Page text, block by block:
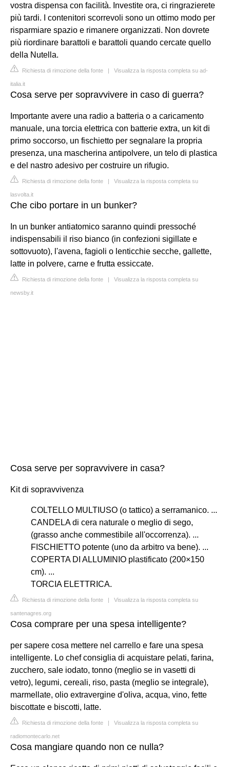
vostra dispensa con facilità. Investite ora, ci ringrazierete
più tardi. I contenitori scorrevoli sono un ottimo modo per
risparmiare spazio e rimanere organizzati. Non dovrete
più riordinare barattoli e barattoli quando cercate quello
della Nutella.
Richiesta di rimozione della fonte | Visualizza la risposta completa su ad-
italia.it
Cosa serve per sopravvivere in caso di guerra?
Importante avere una radio a batteria o a caricamento
manuale, una torcia elettrica con batterie extra, un kit di
primo soccorso, un fischietto per segnalare la propria
presenza, una mascherina antipolvere, un telo di plastica
e del nastro adesivo per costruire un rifugio.
Richiesta di rimozione della fonte | Visualizza la risposta completa su
lasvolta.it
Che cibo portare in un bunker?
In un bunker antiatomico saranno quindi pressoché
indispensabili il riso bianco (in confezioni sigillate e
sottovuoto), l'avena, fagioli o lenticchie secche, gallette,
latte in polvere, carne e frutta essiccate.
Richiesta di rimozione della fonte | Visualizza la risposta completa su
newsby.it
Cosa serve per sopravvivere in casa?
Kit di sopravvivenza
COLTELLO MULTIUSO (o tattico) a serramanico. ...
CANDELA di cera naturale o meglio di sego,
(grasso anche commestibile all'occorrenza). ...
FISCHIETTO potente (uno da arbitro va bene). ...
COPERTA DI ALLUMINIO plastificato (200×150
cm). ...
TORCIA ELETTRICA.
Richiesta di rimozione della fonte | Visualizza la risposta completa su
santenagres.org
Cosa comprare per una spesa intelligente?
per sapere cosa mettere nel carrello e fare una spesa
intelligente. Lo chef consiglia di acquistare pelati, farina,
zucchero, sale iodato, tonno (meglio se in vasetti di
vetro), legumi, cereali, riso, pasta (meglio se integrale),
marmellate, olio extravergine d'oliva, acqua, vino, fette
biscottate e biscotti, latte.
Richiesta di rimozione della fonte | Visualizza la risposta completa su
radiomontecarlo.net
Cosa mangiare quando non ce nulla?